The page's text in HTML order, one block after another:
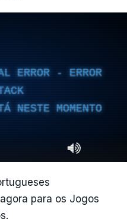
ERROR - ERROR
NESTE MOMENTO
para os Jogos